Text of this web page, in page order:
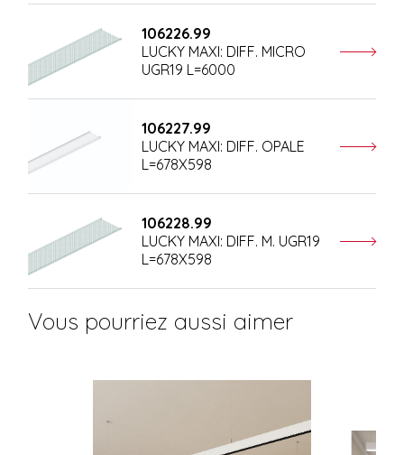
106226.99
LUCKY MAXI: DIFF. MICRO
UGR19 L=6000
106227.99
LUCKY MAXI: DIFF. OPALE
L=678X598
106228.99
LUCKY MAXI: DIFF. M. UGR19
L=678X598
Vous pourriez aussi aimer